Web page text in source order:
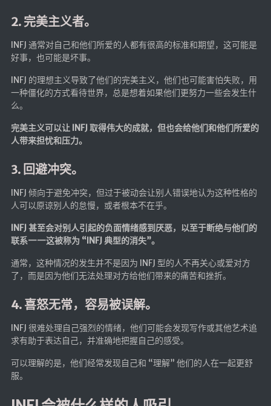
2. 完美主义者。
INFJ 通常对自己和他们所爱的人都有很高的标准和期望，这可能是
好事，也可能是坏事。
INFJ 的理想主义导致了他们的完美主义，他们也可能害怕失败，用
一种僵化的方式看待世界，总是想着如果他们更努力一些会发生什
么。
完美主义可以让 INFJ 取得伟大的成就，但也会给他们和他们所爱的
人带来担忧和压力。
3. 回避冲突。
INFJ 倾向于避免冲突，但过于被动会让别人错误地认为这种性格的
人可以原谅别人的怠慢，或者根本不在乎。
INFJ 甚至会对别人引起的负面情绪感到厌恶，以至于断绝与他们的
联系——这被称为 “INFJ 典型的消失”。
通常，这种情况的发生并不是因为 INFJ 型的人不再关心或爱对方
了，而是因为他们无法处理对方给他们带来的痛苦和挫折。
4. 喜怒无常，容易被误解。
INFJ 很难处理自己强烈的情绪，他们可能会发现写作或其他艺术追
求有助于表达自己，并准确地把握自己的感受。
可以理解的是，他们经常发现自己和 “理解” 他们的人在一起更舒
服。